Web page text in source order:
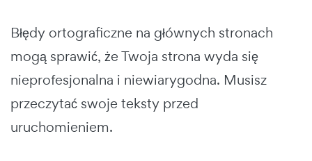
Błędy ortograficzne na głównych stronach
mogą sprawić, że Twoja strona wyda się
nieprofesjonalna i niewiarygodna. Musisz
przeczytać swoje teksty przed
uruchomieniem.